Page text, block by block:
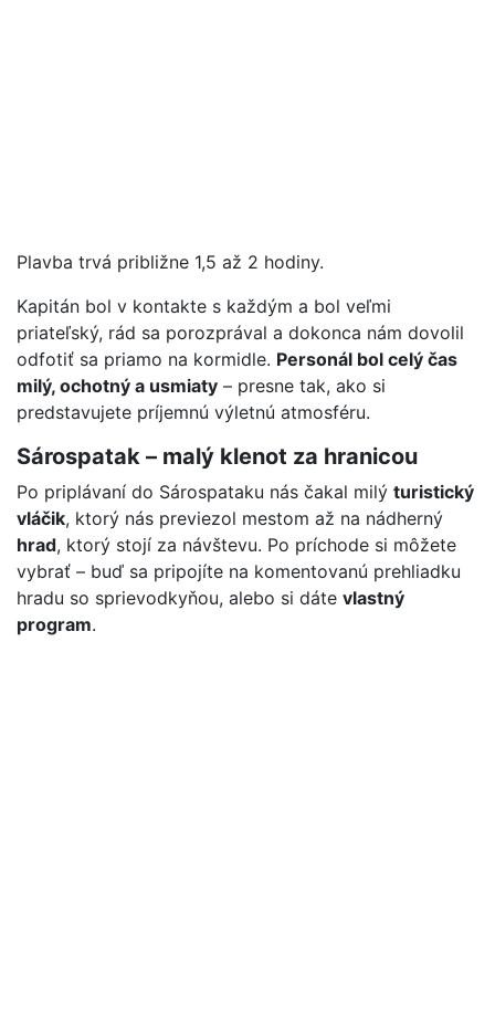
Plavba trvá približne 1,5 až 2 hodiny.
Kapitán bol v kontakte s každým a bol veľmi
priateľský, rád sa porozprával a dokonca nám dovolil
odfotiť sa priamo na kormidle. Personál bol celý čas
milý, ochotný a usmiaty – presne tak, ako si
predstavujete príjemnú výletnú atmosféru.
Sárospatak – malý klenot za hranicou
Po priplávaní do Sárospataku nás čakal milý turistický
vláčik, ktorý nás previezol mestom až na nádherný
hrad, ktorý stojí za návštevu. Po príchode si môžete
vybrať – buď sa pripojíte na komentovanú prehliadku
hradu so sprievodkyňou, alebo si dáte vlastný
program.